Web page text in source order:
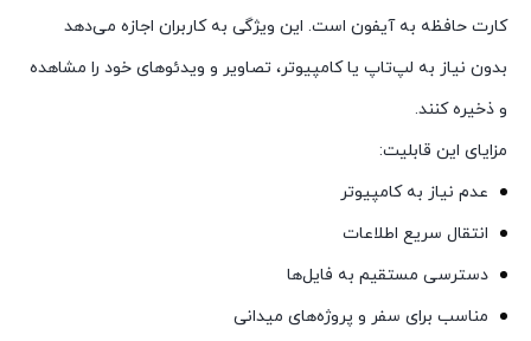
کارت حافظه به آیفون است. این ویژگی به کاربران اجازه می‌دهد
بدون نیاز به لپ‌تاپ یا کامپیوتر، تصاویر و ویدئوهای خود را مشاهده
و ذخیره کنند.
مزایای این قابلیت:
عدم نیاز به کامپیوتر
انتقال سریع اطلاعات
دسترسی مستقیم به فایل‌ها
مناسب برای سفر و پروژه‌های میدانی